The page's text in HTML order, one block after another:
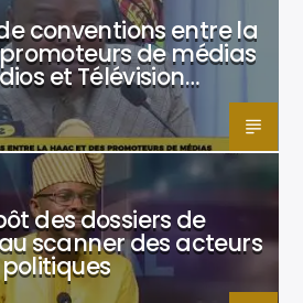
conventions entre la
de médias
et Télévision…
des dossiers de
scanner des acteurs
politiques